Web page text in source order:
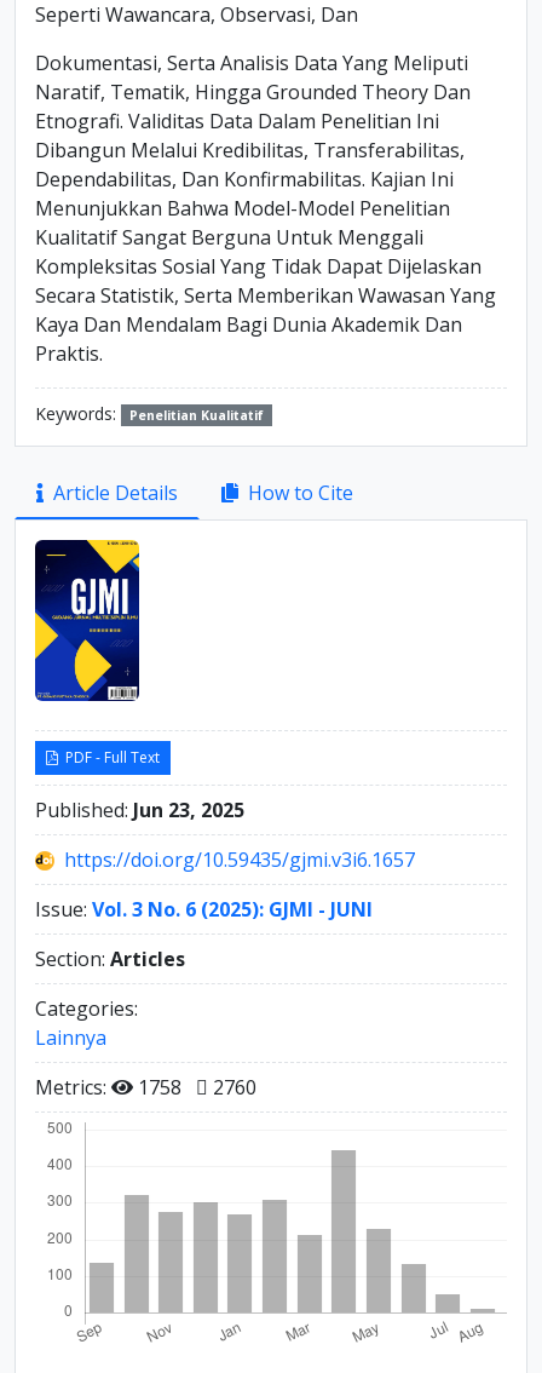
Seperti Wawancara, Observasi, Dan
Dokumentasi, Serta Analisis Data Yang Meliputi
Naratif, Tematik, Hingga Grounded Theory Dan
Etnografi. Validitas Data Dalam Penelitian Ini
Dibangun Melalui Kredibilitas, Transferabilitas,
Dependabilitas, Dan Konfirmabilitas. Kajian Ini
Menunjukkan Bahwa Model-Model Penelitian
Kualitatif Sangat Berguna Untuk Menggali
Kompleksitas Sosial Yang Tidak Dapat Dijelaskan
Secara Statistik, Serta Memberikan Wawasan Yang
Kaya Dan Mendalam Bagi Dunia Akademik Dan
Praktis.
Keywords: Penelitian Kualitatif
Article
Sidebar
Article Details How to Cite
PDF - Full Text
Published: Jun 23, 2025
https://doi.org/10.59435/gjmi.v3i6.1657
Issue: Vol. 3 No. 6 (2025): GJMI - JUNI
Section: Articles
Categories:
Lainnya
Metrics:
1758 2760